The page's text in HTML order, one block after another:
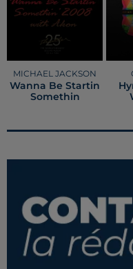
MICHAEL JACKSON
Wanna Be Startin
Somethin